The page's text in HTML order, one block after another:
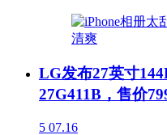
LG发布27英寸
27G411B，售价
5 07.16